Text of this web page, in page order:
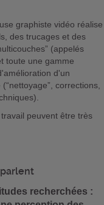
graphiste vidéo réalise
des trucages et des
(appelés
toute une gamme
d'un
corrections,
peuvent être très
parlent
recherchées :